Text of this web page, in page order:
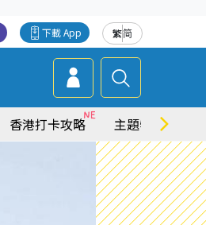
繁简
下載 App
香港打卡攻略 主題特集